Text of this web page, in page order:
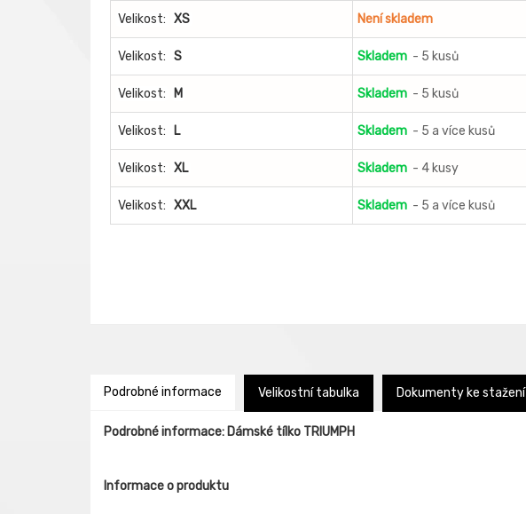
Velikost: XS Není skladem
Velikost: S Skladem - 5 kusů
Velikost: M Skladem - 5 kusů
Velikost: L Skladem - 5 a více kusů
Velikost: XL Skladem - 4 kusy
Velikost: XXL Skladem - 5 a více kusů
Podrobné informace Velikostní tabulka Dokumenty ke stažení
Podrobné informace: Dámské tílko TRIUMPH
Informace o produktu